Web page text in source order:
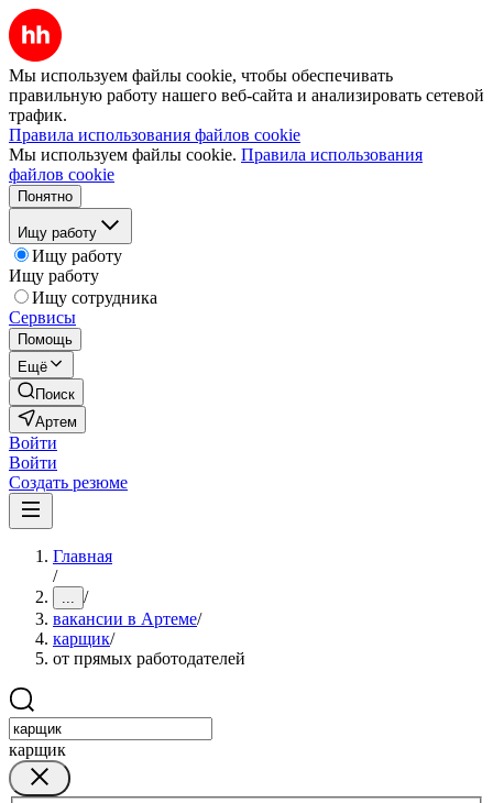
Мы используем файлы cookie, чтобы обеспечивать
правильную работу нашего веб-сайта и анализировать сетевой
трафик.
Правила использования файлов cookie
Мы используем файлы cookie. Правила использования
файлов cookie
Понятно
Ищу работу
Ищу работу
Ищу работу
Ищу сотрудника
Сервисы
Помощь
Ещё
Поиск
Артем
Войти
Войти
Создать резюме
Главная
/
... /
вакансии в Артеме/
карщик/
от прямых работодателей
карщик